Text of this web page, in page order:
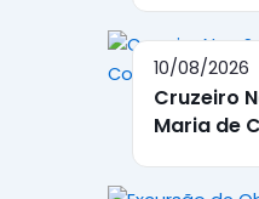
10/08/2026
Cruzeiro
Maria de